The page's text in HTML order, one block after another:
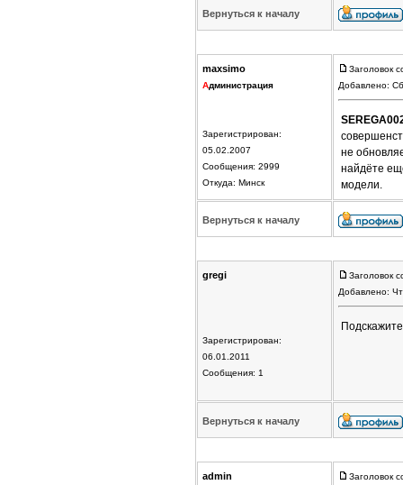
Вернуться к началу
maxsimo
Администрация
Зарегистрирован:
05.02.2007
Сообщения: 2999
Откуда: Минск
Заголовок
Добавлено:
не
найдёте
модели.
Вернуться к началу
gregi
Зарегистрирован:
06.01.2011
Сообщения: 1
Заголовок
Добавлено:
Вернуться к началу
admin Заголовок